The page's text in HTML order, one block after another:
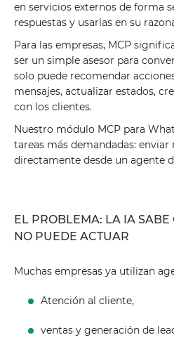
en servicios externos de forma
respuestas y usarlas en su
Para las empresas, MCP
ser un simple asesor para
solo puede recomendar
mensajes, actualizar estados,
con los clientes.
Nuestro módulo MCP para
tareas más demandadas:
directamente desde un agente
EL PROBLEMA: LA IA SABE
NO PUEDE ACTUAR
Muchas empresas ya utilizan
Atención al cliente,
ventas y generación de